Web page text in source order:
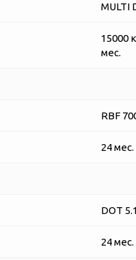
MULTI
15000
мес.
RBF
24 мес.
DOT 5.1
24 мес.